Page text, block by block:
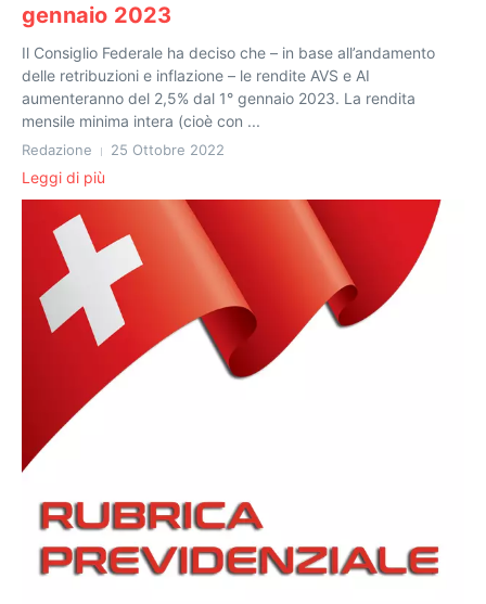
gennaio 2023
Il Consiglio Federale ha deciso che – in base all’andamento
delle retribuzioni e inflazione – le rendite AVS e AI
aumenteranno del 2,5% dal 1° gennaio 2023. La rendita
mensile minima intera (cioè con ...
Redazione 25 Ottobre 2022
Leggi di più